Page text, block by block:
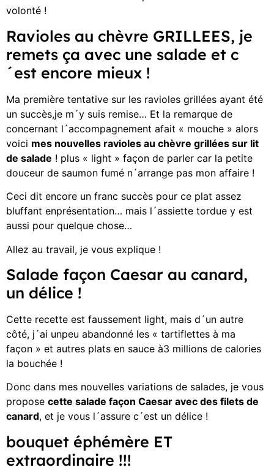
volonté !
Ravioles au chèvre GRILLEES, je
remets ça avec une salade et c
´est encore mieux !
Ma première tentative sur les ravioles grillées ayant été
un succès,je m´y suis remise… Et la remarque de
concernant l´accompagnement afait « mouche » alors
voici mes nouvelles ravioles au chèvre grillées sur lit
de salade ! plus « light » façon de parler car la petite
douceur de saumon fumé n´arrange pas mon affaire !
Ceci dit encore un franc succès pour ce plat assez
bluffant enprésentation… mais l´assiette tordue y est
aussi pour quelque chose…
Allez au travail, je vous explique !
Salade façon Caesar au canard,
un délice !
Cette recette est faussement light, mais d´un autre
côté, j´ai unpeu abandonné les « tartiflettes à ma
façon » et autres plats en sauce à3 millions de calories
la bouchée !
Donc dans mes nouvelles variations de salades, je vous
propose cette salade façon Caesar avec des filets de
canard, et je vous l´assure c´est un délice !
bouquet éphémère ET
extraordinaire !!!